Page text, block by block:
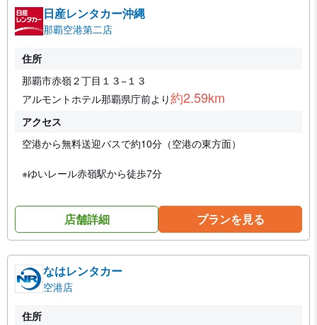
日産レンタカー沖縄
那覇空港第二店
住所
那覇市赤嶺２丁目１３−１３
アルモントホテル那覇県庁前より約2.59km
アクセス
空港から無料送迎バスで約10分（空港の東方面）
※ゆいレール赤嶺駅から徒歩7分
店舗詳細 プランを見る
なはレンタカー
空港店
住所